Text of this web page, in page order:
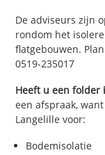
De adviseurs zijn
rondom het
flatgebouwen.
0519-235017
Heeft u een folder
een afspraak,
Langelille voor:
Bodemisolatie